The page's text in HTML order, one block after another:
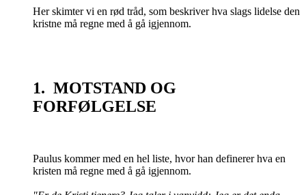
Her skimter vi en rød tråd, som beskriver hva slags lidelse den
kristne må regne med å gå igjennom.
1. MOTSTAND OG
FORFØLGELSE
Paulus kommer med en hel liste, hvor han definerer hva en
kristen må regne med å gå igjennom.